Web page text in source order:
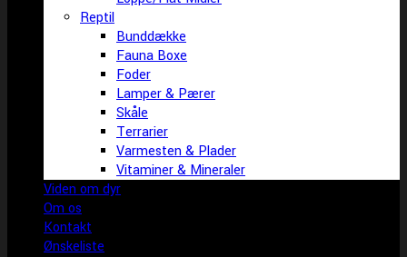
Reptil
Bunddække
Fauna Boxe
Foder
Lamper & Pærer
Skåle
Terrarier
Varmesten & Plader
Vitaminer & Mineraler
Viden om dyr
Om os
Kontakt
Ønskeliste